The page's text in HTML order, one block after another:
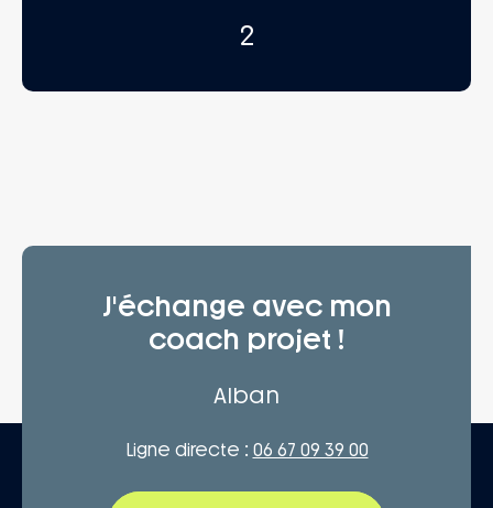
2
J'échange avec mon
coach projet !
Alban
Ligne directe : 06 67 09 39 00